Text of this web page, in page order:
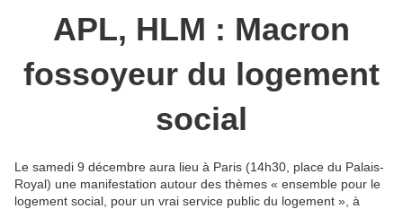
APL, HLM : Macron
fossoyeur du logement
social
Le samedi 9 décembre aura lieu à Paris (14h30, place du Palais-
Royal) une manifestation autour des thèmes « ensemble pour le
logement social, pour un vrai service public du logement », à